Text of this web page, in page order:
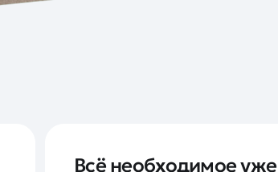
Всё необходимое уже